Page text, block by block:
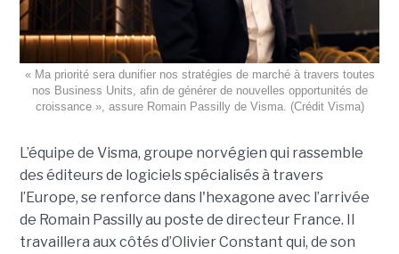
« Ma priorité sera dunifier nos stratégies de marché à travers toutes
nos Business Units, afin de générer de nouvelles opportunités de
croissance », assure Romain Passilly de Visma. (Crédit Visma)
L’équipe de Visma, groupe norvégien qui rassemble
des éditeurs de logiciels spécialisés à travers
l’Europe, se renforce dans l'hexagone avec l’arrivée
de Romain Passilly au poste de directeur France. Il
travaillera aux côtés d’Olivier Constant qui, de son